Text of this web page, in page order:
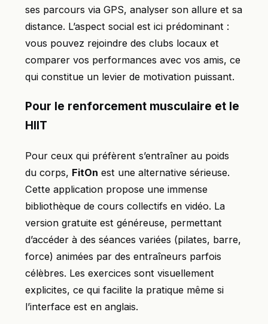
ses parcours via GPS, analyser son allure et sa
distance. L’aspect social est ici prédominant :
vous pouvez rejoindre des clubs locaux et
comparer vos performances avec vos amis, ce
qui constitue un levier de motivation puissant.
Pour le renforcement musculaire et le
HIIT
Pour ceux qui préfèrent s’entraîner au poids
du corps, FitOn est une alternative sérieuse.
Cette application propose une immense
bibliothèque de cours collectifs en vidéo. La
version gratuite est généreuse, permettant
d’accéder à des séances variées (pilates, barre,
force) animées par des entraîneurs parfois
célèbres. Les exercices sont visuellement
explicites, ce qui facilite la pratique même si
l’interface est en anglais.